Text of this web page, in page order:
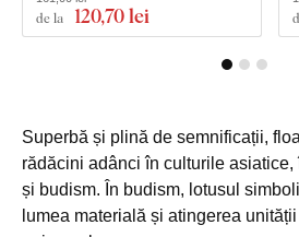
de la 120,70 lei
Superbă și plină de semnificații,
rădăcini adânci în culturile
și budism. În budism, lotusul
lumea materială și atingerea